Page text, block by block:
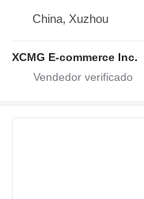
China, Xuzhou
XCMG E-commerce Inc.